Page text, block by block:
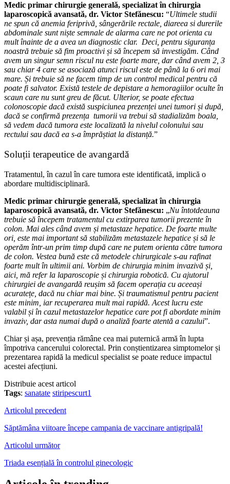
Medic primar chirurgie generală, specializat în chirurgia
laparoscopică avansată, dr. Victor Stefănescu: “Ultimele studii
ne spun că anemia feriprivă, sângerările rectale, diareea si durerile
abdominale sunt niște semnale de alarma care ne pot orienta cu
mult înainte de a avea un diagnostic clar. Deci, pentru siguranța
noastră trebuie să fim proactivi și să începem să investigăm. Când
avem un singur semn riscul nu este foarte mare, dar când avem 2, 3
sau chiar 4 care se asociază atunci riscul este de până la 6 ori mai
mare. Și trebuie să ne facem timp de un control medical pentru că
poate fi salvator. Există testele de depistare a hemoragiilor oculte în
scaun care nu sunt greu de făcut. Ulterior, se poate efectua
colonoscopie dacă există suspiciunea prezenței unei tumori și după,
dacă se confirmă prezența tumorii va trebui să stadializăm boala,
să vedem dacă tumora este localizată la nivelul colonului sau
rectului sau dacă ea s-a împrăștiat la distanță.”
Soluții terapeutice de avangardă
Tratamentul, în cazul în care tumora este identificată, implică o
abordare multidisciplinară.
Medic primar chirurgie generală, specializat în chirurgia
laparoscopică avansată, dr. Victor Stefănescu: „Nu întotdeauna
trebuie să începem tratamentul cu extirparea tumorii prezente în
colon. Mai ales când avem și metastaze hepatice. De foarte multe
ori, este mai important să stabilizăm metastazele hepatice și să le
operăm într-un prim timp după care ne putem orienta către tumora
de colon. Vestea bună este că metodele chirurgicale s-au rafinat
foarte mult în ultimii ani. Vorbim de chirurgia minim invazivă și,
aici, mă refer la laparoscopie și chirurgia robotică. Cu ajutorul
chirurgiei de avangardă reușim să facem operația cu aceeași
acuratețe, dacă nu chiar mai bine. Și traumatismul pentru pacient
este minim, iar recuperarea mult mai rapidă. Acest lucru este
valabil și în cazul metastazelor hepatice care pot fi abordate minim
invaziv, dar asta numai după o analiză foarte atentă a cazului”.
Chiar și așa, prevenția rămâne cea mai puternică armă în lupta
împotriva cancerului colorectal. Prin conștientizarea simptomelor și
prezentarea rapidă la medicul specialist se poate reduce impactul
acestei afecțiuni.
Distribuie acest articol
Tags: sanatate stiripescurt1
Articolul precedent
Săptămâna viitoare începe campania de vaccinare antigripală!
Articolul următor
Triada esențială în controlul ginecologic